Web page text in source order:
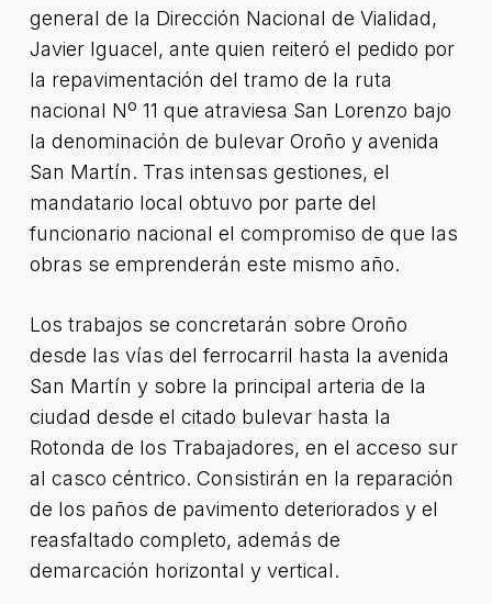
general de la Dirección Nacional de Vialidad,
Javier Iguacel, ante quien reiteró el pedido por
la repavimentación del tramo de la ruta
nacional Nº 11 que atraviesa San Lorenzo bajo
la denominación de bulevar Oroño y avenida
San Martín. Tras intensas gestiones, el
mandatario local obtuvo por parte del
funcionario nacional el compromiso de que las
obras se emprenderán este mismo año.
Los trabajos se concretarán sobre Oroño
desde las vías del ferrocarril hasta la avenida
San Martín y sobre la principal arteria de la
ciudad desde el citado bulevar hasta la
Rotonda de los Trabajadores, en el acceso sur
al casco céntrico. Consistirán en la reparación
de los paños de pavimento deteriorados y el
reasfaltado completo, además de
demarcación horizontal y vertical.